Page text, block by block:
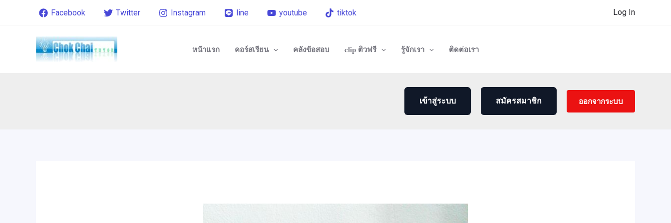
Facebook Twitter Instagram line youtube tiktok Log In
หน้าแรก คอร์สเรียน คลังข้อสอบ clip ติวฟรี รู้จักเรา ติดต่อเรา
เข้าสู่ระบบ สมัครสมาชิก ออกจากระบบ
navigation